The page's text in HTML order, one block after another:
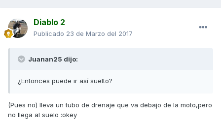
Diablo 2
Publicado 23 de Marzo del 2017
Juanan25 dijo:
¿Entonces puede ir así suelto?
(Pues no) lleva un tubo de drenaje que va debajo de la moto,pero
no llega al suelo :okey